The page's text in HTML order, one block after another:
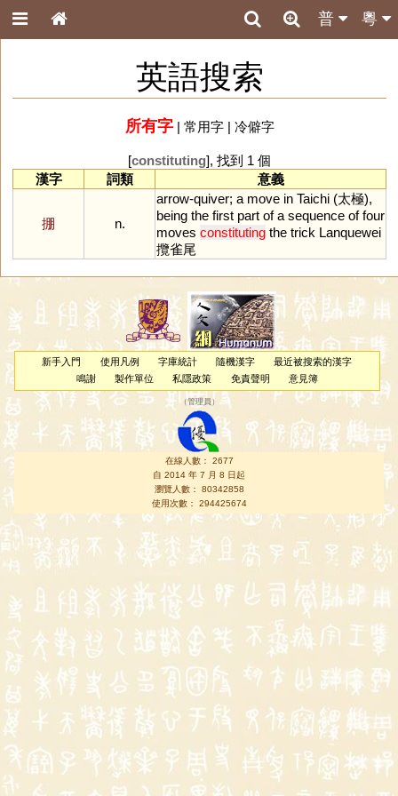
粵
普
英語搜索
所有字| 常用字| 冷僻字
[constituting], 找到 1 個
漢字
詞類 意義
掤 n.
arrow-quiver; a move in Taichi (太極),
being the first part of a sequence of four
moves constituting the trick Lanquewei
攬雀尾
新手入門 使用凡例 字庫統計 隨機漢字
最近被搜索的漢字
鳴謝
製作單位 私隱政策 免責聲明 意見簿
（管理員 ）
在線人數： 2677
自 2014 年 7 月 8 日起
瀏覽人數： 80342858
使用次數： 294425674